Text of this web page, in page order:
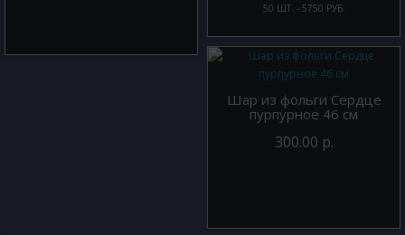
50 ШТ. - 5750 РУБ.
Шар из фольги Сердце
пурпурное 46 см
300.00 р.